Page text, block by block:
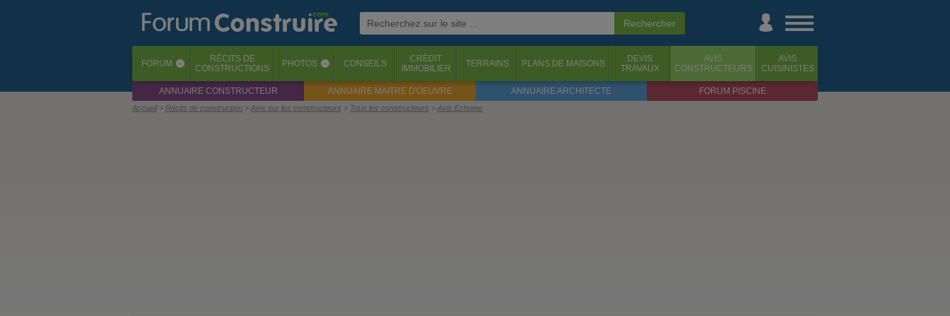
FORUM ‹ RÉCITS DE
CONSTRUCTIONS
PHOTOS ‹ CONSEILS
CRÉDIT
IMMOBILIER
TERRAINS PLANS DE MAISONS
DEVIS
TRAVAUX
AVIS
CONSTRUCTEURS
AVIS
CUISINISTES
ANNUAIRE CONSTRUCTEUR ANNUAIRE MAITRE D'OEUVRE ANNUAIRE ARCHITECTE FORUM PISCINE
Accueil Récits de construction Avis sur les constructeurs Tous les constructeurs Avis Echome